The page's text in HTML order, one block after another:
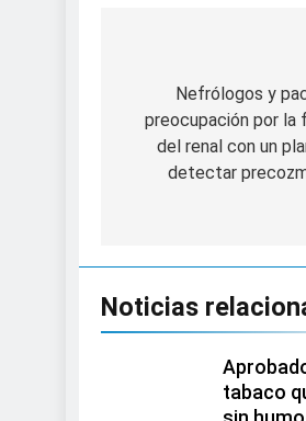
entradas
Nefrólogos y
preocupación por la
del renal con un
detectar
Noticias
tabaco